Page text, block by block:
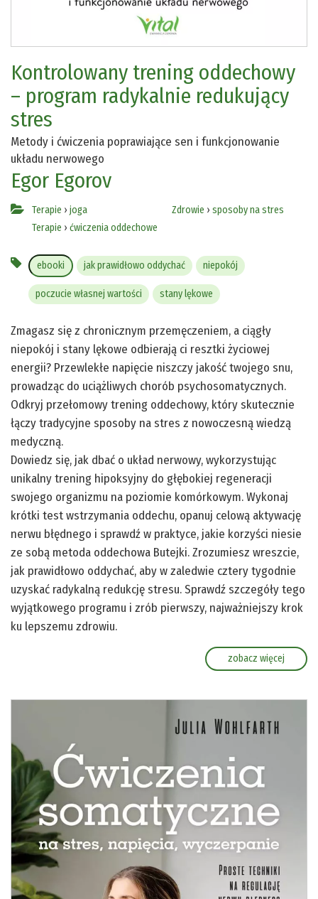
Kontrolowany trening oddechowy
– program radykalnie redukujący
stres
Metody i ćwiczenia poprawiające sen i funkcjonowanie
układu nerwowego
Egor Egorov
Terapie › joga
Terapie › ćwiczenia oddechowe
Zdrowie › sposoby na stres
ebooki jak prawidłowo oddychać niepokój
poczucie własnej wartości stany lękowe
Zmagasz się z chronicznym przemęczeniem, a ciągły
niepokój i stany lękowe odbierają ci resztki życiowej
energii? Przewlekłe napięcie niszczy jakość twojego snu,
prowadząc do uciążliwych chorób psychosomatycznych.
Odkryj przełomowy trening oddechowy, który skutecznie
łączy tradycyjne sposoby na stres z nowoczesną wiedzą
medyczną.
Dowiedz się, jak dbać o układ nerwowy, wykorzystując
unikalny trening hipoksyjny do głębokiej regeneracji
swojego organizmu na poziomie komórkowym. Wykonaj
krótki test wstrzymania oddechu, opanuj celową aktywację
nerwu błędnego i sprawdź w praktyce, jakie korzyści niesie
ze sobą metoda oddechowa Butejki. Zrozumiesz wreszcie,
jak prawidłowo oddychać, aby w zaledwie cztery tygodnie
uzyskać radykalną redukcję stresu. Sprawdź szczegóły tego
wyjątkowego programu i zrób pierwszy, najważniejszy krok
ku lepszemu zdrowiu.
zobacz więcej